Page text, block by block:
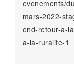
evenements/
mars-2022-
end-retour-a-
a-la-ruralite-1